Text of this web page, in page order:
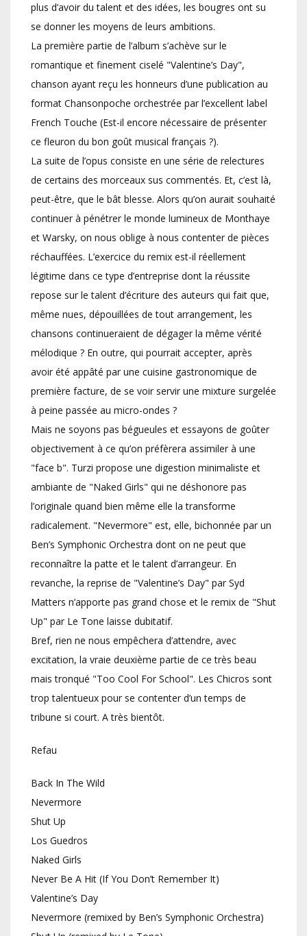
plus d’avoir du talent et des idées, les bougres ont su
se donner les moyens de leurs ambitions.
La première partie de l’album s’achève sur le
romantique et finement ciselé "Valentine’s Day",
chanson ayant reçu les honneurs d’une publication au
format Chansonpoche orchestrée par l’excellent label
French Touche (Est-il encore nécessaire de présenter
ce fleuron du bon goût musical français ?).
La suite de l’opus consiste en une série de relectures
de certains des morceaux sus commentés. Et, c’est là,
peut-être, que le bât blesse. Alors qu’on aurait souhaité
continuer à pénétrer le monde lumineux de Monthaye
et Warsky, on nous oblige à nous contenter de pièces
réchauffées. L’exercice du remix est-il réellement
légitime dans ce type d’entreprise dont la réussite
repose sur le talent d’écriture des auteurs qui fait que,
même nues, dépouillées de tout arrangement, les
chansons continueraient de dégager la même vérité
mélodique ? En outre, qui pourrait accepter, après
avoir été appâté par une cuisine gastronomique de
première facture, de se voir servir une mixture surgelée
à peine passée au micro-ondes ?
Mais ne soyons pas bégueules et essayons de goûter
objectivement à ce qu’on préfèrera assimiler à une
"face b". Turzi propose une digestion minimaliste et
ambiante de "Naked Girls" qui ne déshonore pas
l’originale quand bien même elle la transforme
radicalement. "Nevermore" est, elle, bichonnée par un
Ben’s Symphonic Orchestra dont on ne peut que
reconnaître la patte et le talent d’arrangeur. En
revanche, la reprise de "Valentine’s Day" par Syd
Matters n’apporte pas grand chose et le remix de "Shut
Up" par Le Tone laisse dubitatif.
Bref, rien ne nous empêchera d’attendre, avec
excitation, la vraie deuxième partie de ce très beau
mais tronqué "Too Cool For School". Les Chicros sont
trop talentueux pour se contenter d’un temps de
tribune si court. A très bientôt.
Refau
Back In The Wild
Nevermore
Shut Up
Los Guedros
Naked Girls
Never Be A Hit (If You Don’t Remember It)
Valentine’s Day
Nevermore (remixed by Ben’s Symphonic Orchestra)